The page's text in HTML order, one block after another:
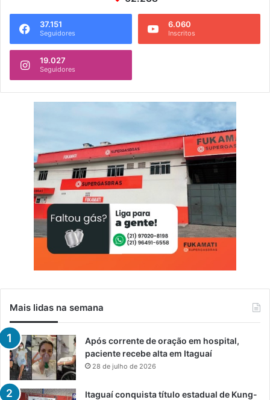
37.151
Seguidores
6.060
Inscritos
19.027
Seguidores
Mais lidas na semana
Após corrente de oração em hospital,
paciente recebe alta em Itaguaí
28 de julho de 2026
Itaguaí conquista título estadual de Kung-